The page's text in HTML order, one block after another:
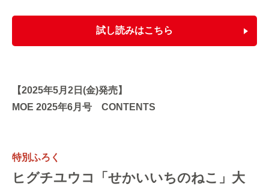
試し読みはこちら
【2025年5月2日(金)発売】
MOE 2025年6月号 CONTENTS
特別ふろく
ヒグチユウコ「せかいいちのねこ」大